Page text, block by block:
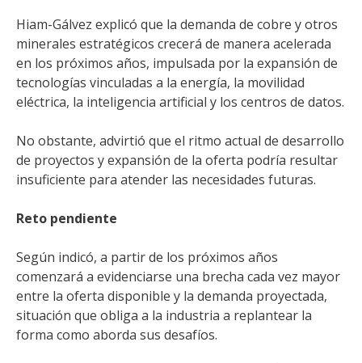
Hiam-Gálvez explicó que la demanda de cobre y otros
minerales estratégicos crecerá de manera acelerada
en los próximos años, impulsada por la expansión de
tecnologías vinculadas a la energía, la movilidad
eléctrica, la inteligencia artificial y los centros de datos.
No obstante, advirtió que el ritmo actual de desarrollo
de proyectos y expansión de la oferta podría resultar
insuficiente para atender las necesidades futuras.
Reto pendiente
Según indicó, a partir de los próximos años
comenzará a evidenciarse una brecha cada vez mayor
entre la oferta disponible y la demanda proyectada,
situación que obliga a la industria a replantear la
forma como aborda sus desafíos.